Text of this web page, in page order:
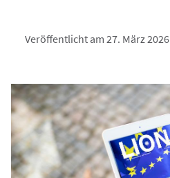
Veröffentlicht am 27. März 2026